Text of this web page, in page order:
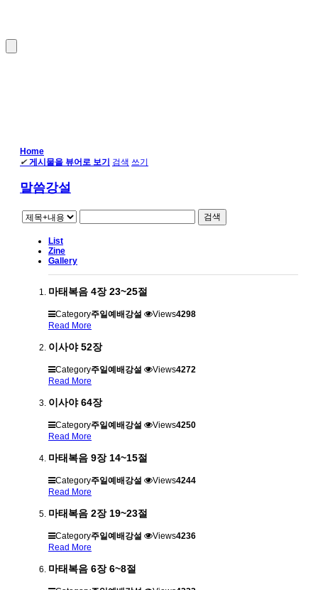
Home
✔ 게시물을 뷰어로 보기 검색 쓰기
말씀강설
검색
List
Zine
Gallery
마태복음 4장 23~25절
Category주일예배강설 Views4298
Read More
이사야 52장
Category주일예배강설 Views4272
Read More
이사야 64장
Category주일예배강설 Views4250
Read More
마태복음 9장 14~15절
Category주일예배강설 Views4244
Read More
마태복음 2장 19~23절
Category주일예배강설 Views4236
Read More
마태복음 6장 6~8절